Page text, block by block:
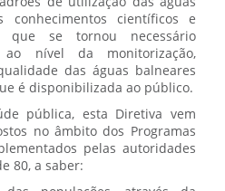
conhecimentos científicos e
que se tornou necessário
ao nível da monitorização,
das águas balneares
é disponibilizada ao público.
pública, esta Diretiva vem
no âmbito dos Programas
pelas autoridades
80, a saber: